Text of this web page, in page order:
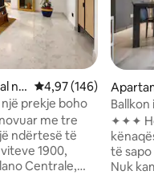
në Vlerësimi mesatar
4,97 (146)
prekje boho
me tre
ndërtesë të
1900,
Centrale,
✦✦✦
të
Nuk